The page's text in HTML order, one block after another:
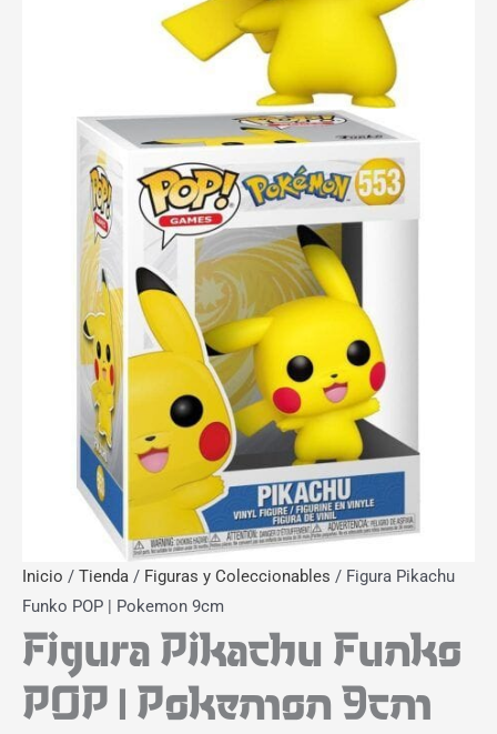
Inicio / Tienda / Figuras y Coleccionables / Figura Pikachu
Funko POP | Pokemon 9cm
Figura Pikachu Funko
POP | Pokemon 9cm